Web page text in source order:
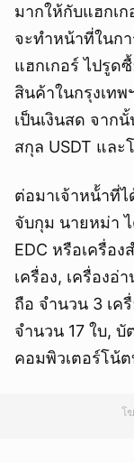
มากให้กับแฮกเ
จะทำหน้าที่ในก
แฮกเกอร์ ไปรูด
สินค้าในกรุงเท
เป็นเงินสด จาก
สกุล USDT แล
ต่อมาเจ้าหน้้าที่
จับกุม นายหม่า
EDC หรือเครื่อ
เครื่อง, เครื่องอ่
ถือ จำนวน 3 เค
จำนวน 17 ใบ, บั
คอมพิวเตอร์โน้ต
โ